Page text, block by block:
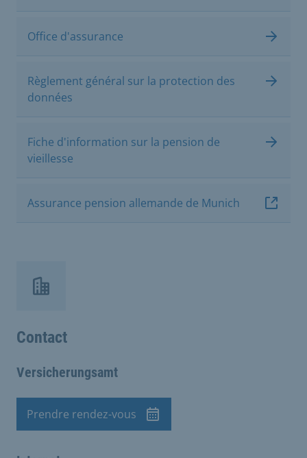
Office d'assurance
Règlement général sur la protection des
données
Fiche d'information sur la pension de
vieillesse
Assurance pension allemande de Munich
Contact
Versicherungsamt
Rendez-vous
Prendre rendez-vous